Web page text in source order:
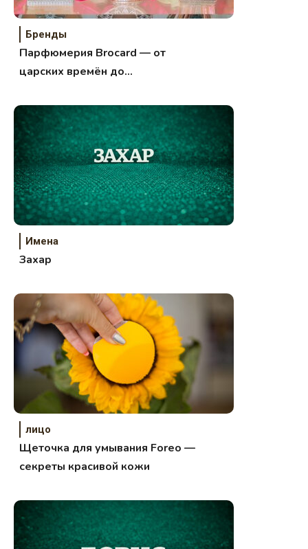
Бренды
Парфюмерия Brocard — от
царских времён до
Имена
Захар
лицо
Щеточка для умывания Foreo —
секреты красивой кожи